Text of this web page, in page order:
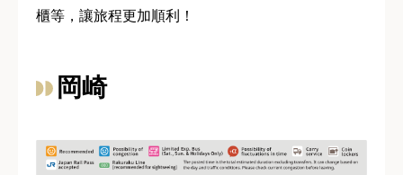
櫃等，讓旅程更加順利！
岡崎